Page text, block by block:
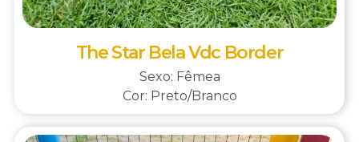
The Star Bela Vdc Border
Sexo: Fêmea
Cor: Preto/Branco